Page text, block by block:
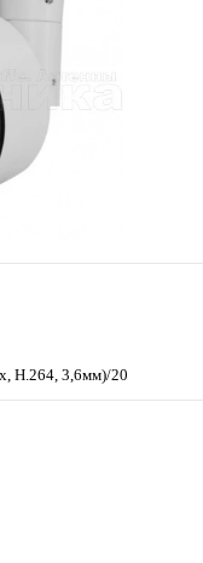
H.264, 3,6мм)/20